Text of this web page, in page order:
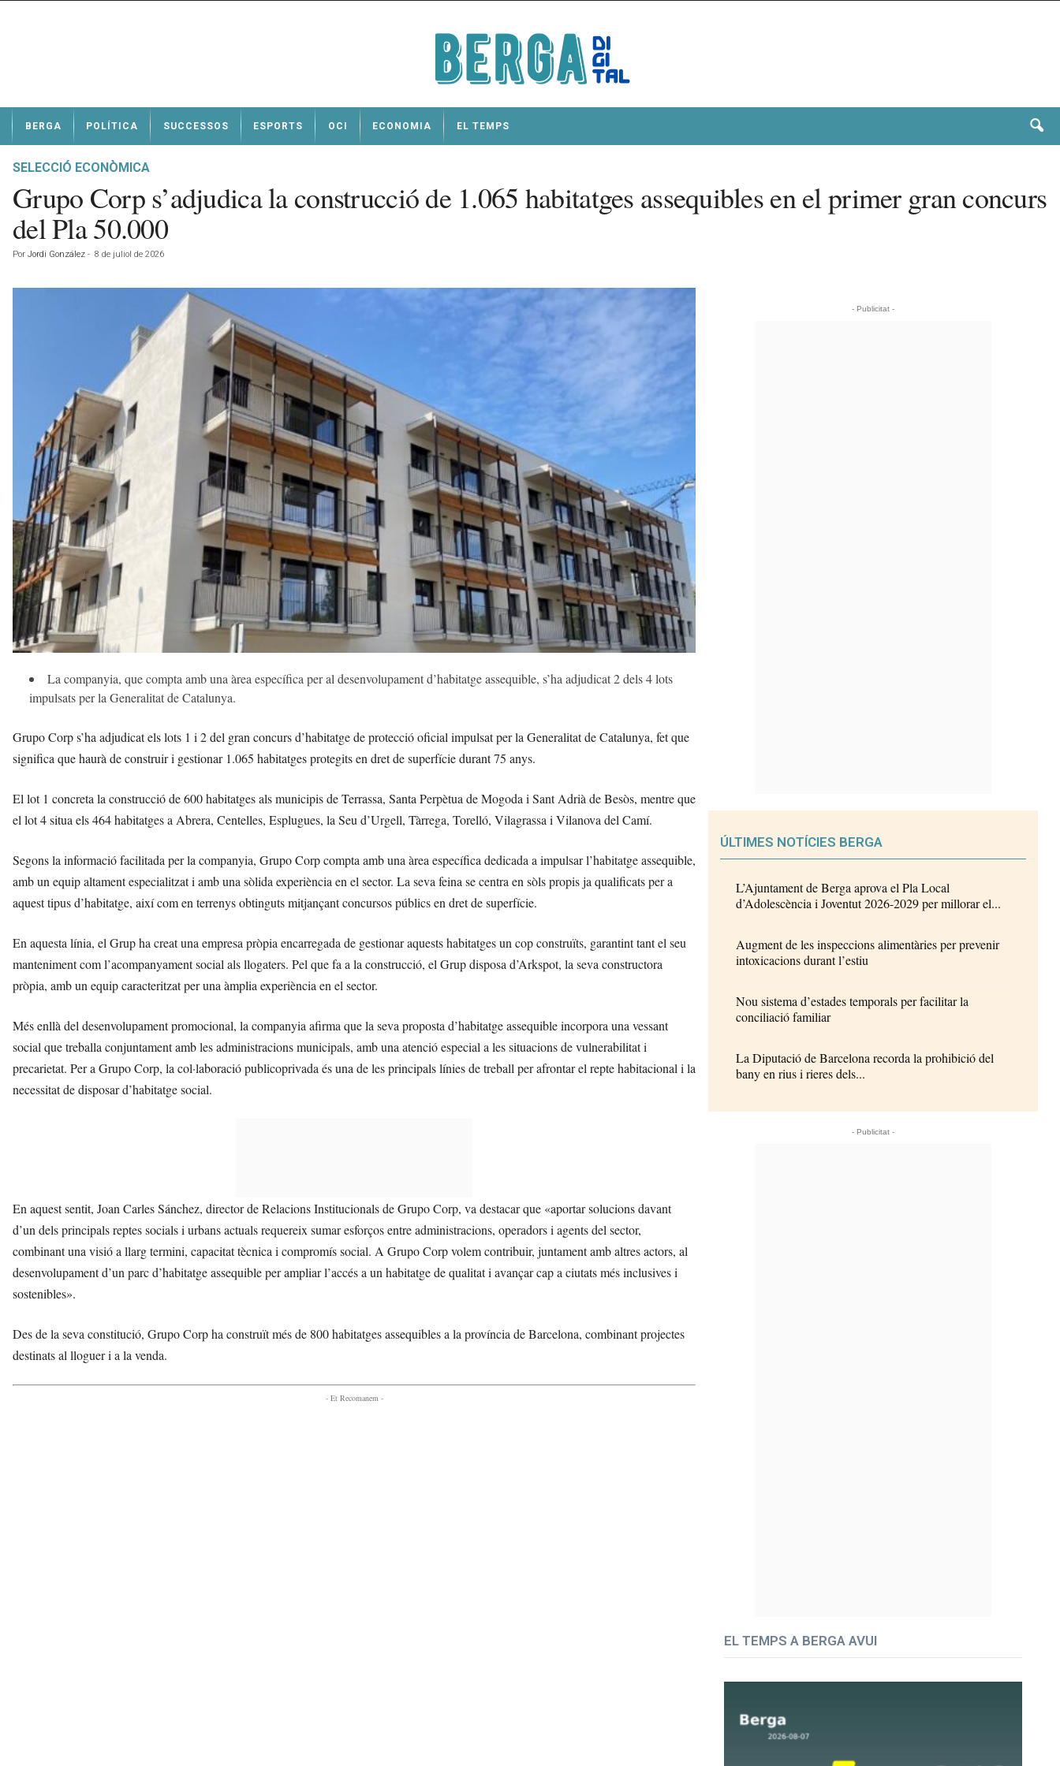
t
BERGA POLÍTICA SUCCESSOS ESPORTS OCI ECONOMIA EL TEMPS
SELECCIÓ ECONÒMICA
Grupo Corp s’adjudica la construcció de 1.065 habitatges assequibles en el primer gran concurs
del Pla 50.000
Por Jordi González - 8 de juliol de 2026
La companyia, que compta amb una àrea específica per al desenvolupament d’habitatge assequible, s’ha adjudicat 2 dels 4 lots
impulsats per la Generalitat de Catalunya.
Grupo Corp s’ha adjudicat els lots 1 i 2 del gran concurs d’habitatge de protecció oficial impulsat per la Generalitat de Catalunya, fet que
significa que haurà de construir i gestionar 1.065 habitatges protegits en dret de superfície durant 75 anys.
El lot 1 concreta la construcció de 600 habitatges als municipis de Terrassa, Santa Perpètua de Mogoda i Sant Adrià de Besòs, mentre que
el lot 4 situa els 464 habitatges a Abrera, Centelles, Esplugues, la Seu d’Urgell, Tàrrega, Torelló, Vilagrassa i Vilanova del Camí.
Segons la informació facilitada per la companyia, Grupo Corp compta amb una àrea específica dedicada a impulsar l’habitatge assequible,
amb un equip altament especialitzat i amb una sòlida experiència en el sector. La seva feina se centra en sòls propis ja qualificats per a
aquest tipus d’habitatge, així com en terrenys obtinguts mitjançant concursos públics en dret de superfície.
En aquesta línia, el Grup ha creat una empresa pròpia encarregada de gestionar aquests habitatges un cop construïts, garantint tant el seu
manteniment com l’acompanyament social als llogaters. Pel que fa a la construcció, el Grup disposa d’Arkspot, la seva constructora
pròpia, amb un equip caracteritzat per una àmplia experiència en el sector.
Més enllà del desenvolupament promocional, la companyia afirma que la seva proposta d’habitatge assequible incorpora una vessant
social que treballa conjuntament amb les administracions municipals, amb una atenció especial a les situacions de vulnerabilitat i
precarietat. Per a Grupo Corp, la col·laboració publicoprivada és una de les principals línies de treball per afrontar el repte habitacional i la
necessitat de disposar d’habitatge social.
En aquest sentit, Joan Carles Sánchez, director de Relacions Institucionals de Grupo Corp, va destacar que «aportar solucions davant
d’un dels principals reptes socials i urbans actuals requereix sumar esforços entre administracions, operadors i agents del sector,
combinant una visió a llarg termini, capacitat tècnica i compromís social. A Grupo Corp volem contribuir, juntament amb altres actors, al
desenvolupament d’un parc d’habitatge assequible per ampliar l’accés a un habitatge de qualitat i avançar cap a ciutats més inclusives i
sostenibles».
Des de la seva constitució, Grupo Corp ha construït més de 800 habitatges assequibles a la província de Barcelona, combinant projectes
destinats al lloguer i a la venda.
- Et Recomanem -
- Publicitat -
ÚLTIMES NOTÍCIES BERGA
L’Ajuntament de Berga aprova el Pla Local
d’Adolescència i Joventut 2026-2029 per millorar el...
Augment de les inspeccions alimentàries per prevenir
intoxicacions durant l’estiu
Nou sistema d’estades temporals per facilitar la
conciliació familiar
La Diputació de Barcelona recorda la prohibició del
bany en rius i rieres dels...
- Publicitat -
EL TEMPS A BERGA AVUI